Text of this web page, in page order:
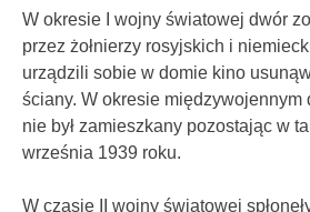
W okresie I wojny światowej dwór
przez żołnierzy rosyjskich i
urządzili sobie w domie kino
ściany. W okresie międzywojennym
nie był zamieszkany pozostając w
września 1939 roku.
W czasie II wojny światowej